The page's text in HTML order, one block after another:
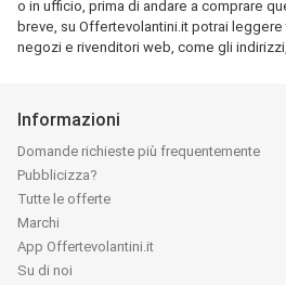
o in ufficio, prima di andare a comprare
breve, su Offertevolantini.it potrai
negozi e rivenditori web, come gli
Informazioni
Domande richieste più frequentemente
Pubblicizza?
Tutte le offerte
Marchi
App Offertevolantini.it
Su di noi